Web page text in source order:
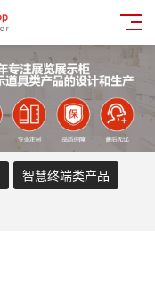
智慧终端类产品